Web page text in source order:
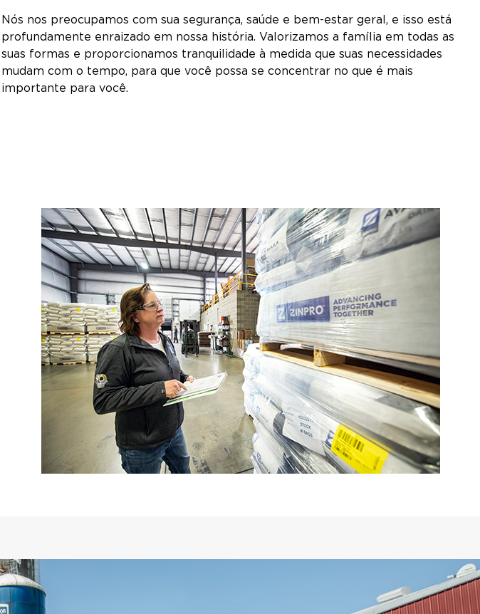
Nós nos preocupamos com sua segurança, saúde e bem-estar geral, e isso está
profundamente enraizado em nossa história. Valorizamos a família em todas as
suas formas e proporcionamos tranquilidade à medida que suas necessidades
mudam com o tempo, para que você possa se concentrar no que é mais
importante para você.